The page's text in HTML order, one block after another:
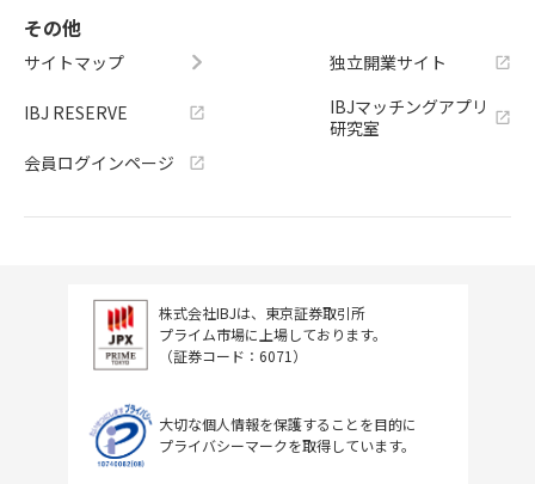
その他
サイトマップ
IBJ RESERVE
会員ログインページ
独立開業サイト
IBJマッチングアプリ
研究室
株式会社IBJは、東京証券取引所
プライム市場に上場しております。
（証券コード：6071）
大切な個人情報を保護することを目的に
プライバシーマークを取得しています。